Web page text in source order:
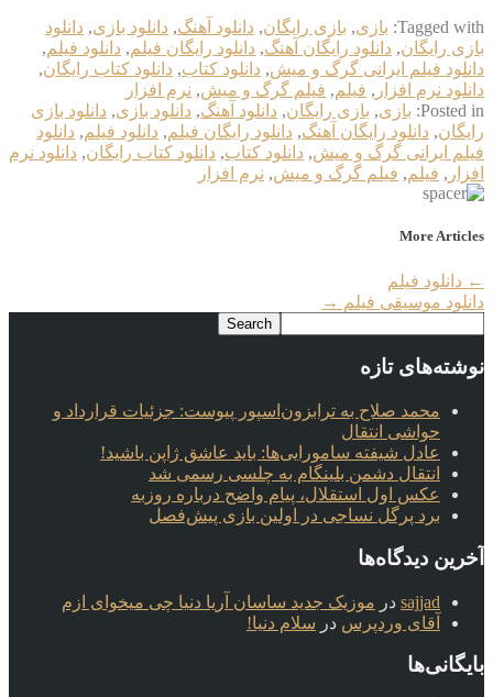
Tagged with: بازی, بازی رایگان, دانلود آهنگ, دانلود بازی, دانلود
بازی رایگان, دانلود رایگان آهنگ, دانلود رایگان فیلم, دانلود فیلم,
دانلود فیلم ایرانی گرگ و میش, دانلود کتاب, دانلود کتاب رایگان,
دانلود نرم افزار , فیلم, فیلم گرگ و میش, نرم افزار
Posted in: بازی, بازی رایگان, دانلود آهنگ, دانلود بازی, دانلود بازی
رایگان, دانلود رایگان آهنگ, دانلود رایگان فیلم, دانلود فیلم, دانلود
فیلم ایرانی گرگ و میش, دانلود کتاب, دانلود کتاب رایگان, دانلود نرم
افزار , فیلم, فیلم گرگ و میش, نرم افزار
More Articles
← دانلود فیلم
دانلود موسیقی فیلم →
نوشته‌های تازه
محمد صلاح به ترابزون‌اسپور پیوست: جزئیات قرارداد و
حواشی انتقال
عادل شیفته سامورایی‌ها: باید عاشق ژاپن باشید!
انتقال دشمن بلینگام به چلسی رسمی شد
عکس اول استقلال، پیام واضح درباره روزبه
برد پرگل نساجی در اولین بازی پیش‌فصل
آخرین دیدگاه‌ها
sajjad در موزیک جدید ساسان آریا دنیا چی میخوای ازم
آقای وردپرس در سلام دنیا!
بایگانی‌ها